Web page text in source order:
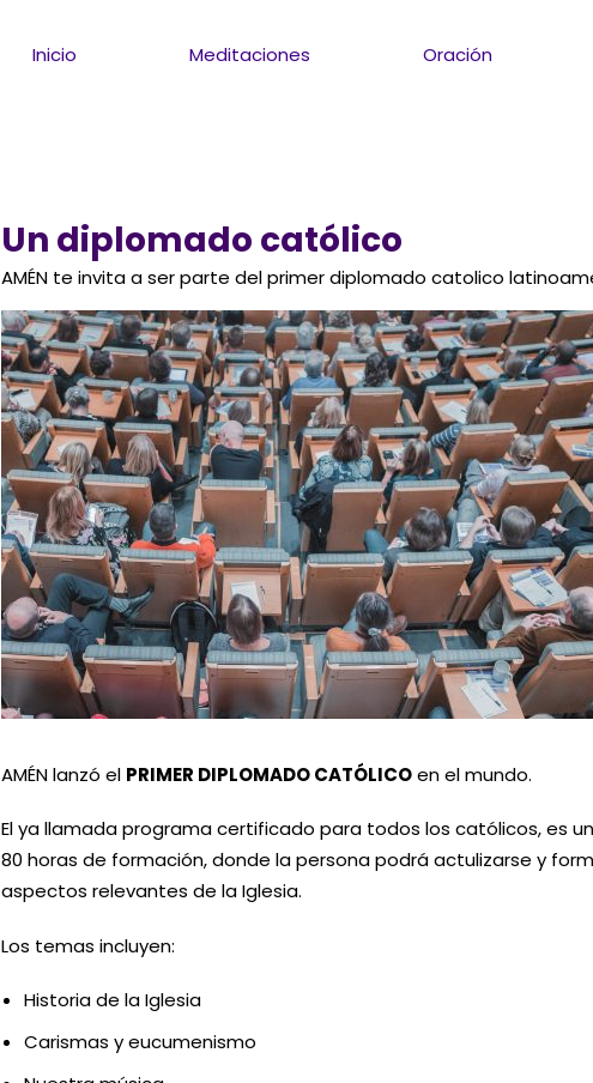
Inicio Meditaciones Oración
Un diplomado católico
AMÉN te invita a ser parte del primer diplomado catolico
AMÉN lanzó el PRIMER DIPLOMADO CATÓLICOen el mundo.
El ya llamada programa certificado para todos los católicos, es
80 horas de formación, donde la persona podrá actulizarse y
aspectos relevantes de la Iglesia.
Los temas incluyen:
Historia de la Iglesia
Carismas y eucumenismo